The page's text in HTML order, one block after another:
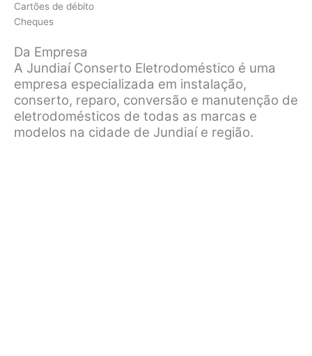
Cartões de débito
Cheques
Da Empresa
A Jundiaí Conserto Eletrodoméstico é uma
empresa especializada em instalação,
conserto, reparo, conversão e manutenção de
eletrodomésticos de todas as marcas e
modelos na cidade de Jundiaí e região.